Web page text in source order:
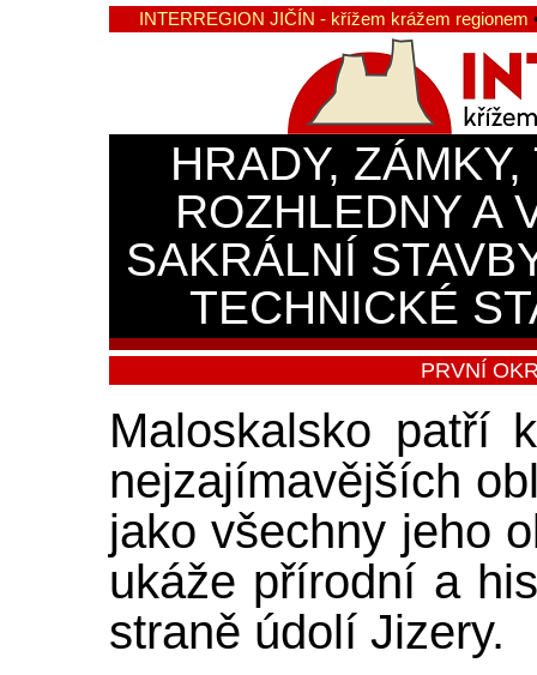
INTERREGION JIČÍN - křížem krážem regionem
HRADY,
ROZHLEDNY A
SAKRÁLNÍ
TECHNICKÉ
PRVNÍ
Maloskalsko patří
nejzajímavějších
jako všechny jeho
ukáže přírodní a
straně údolí Jizery.